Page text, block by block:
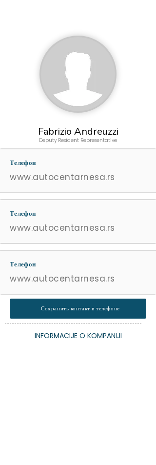
Fabrizio Andreuzzi
Deputy Resident Representative
Телефон
www.autocentarnesa.rs
Телефон
www.autocentarnesa.rs
Телефон
www.autocentarnesa.rs
Сохранить контакт в телефоне
INFORMACIJE O KOMPANIJI